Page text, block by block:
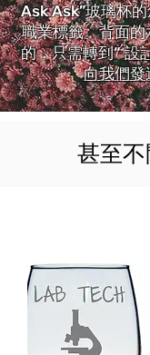
Ask Ask”玻璃杯
職業標籤。背面
的，只需轉到“設
向我們發
甚至